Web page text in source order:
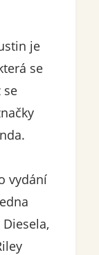
je
se
se
vydání